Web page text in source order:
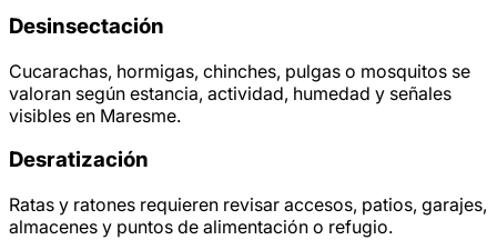
Desinsectación
Cucarachas, hormigas, chinches, pulgas o mosquitos se
valoran según estancia, actividad, humedad y señales
visibles en Maresme.
Desratización
Ratas y ratones requieren revisar accesos, patios, garajes,
almacenes y puntos de alimentación o refugio.